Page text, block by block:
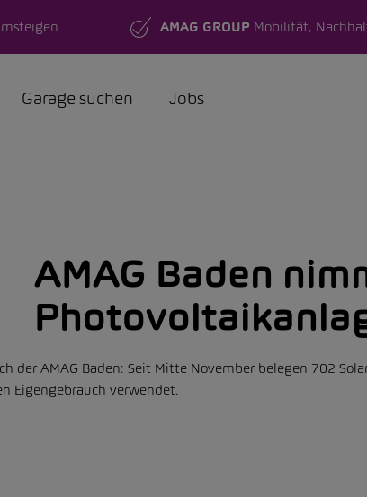
AMAG GROUP Mobilität,
Garage suchen Jobs
AMAG Baden
der AMAG Baden: Seit Mitte November belegen 702
Eigengebrauch verwendet.